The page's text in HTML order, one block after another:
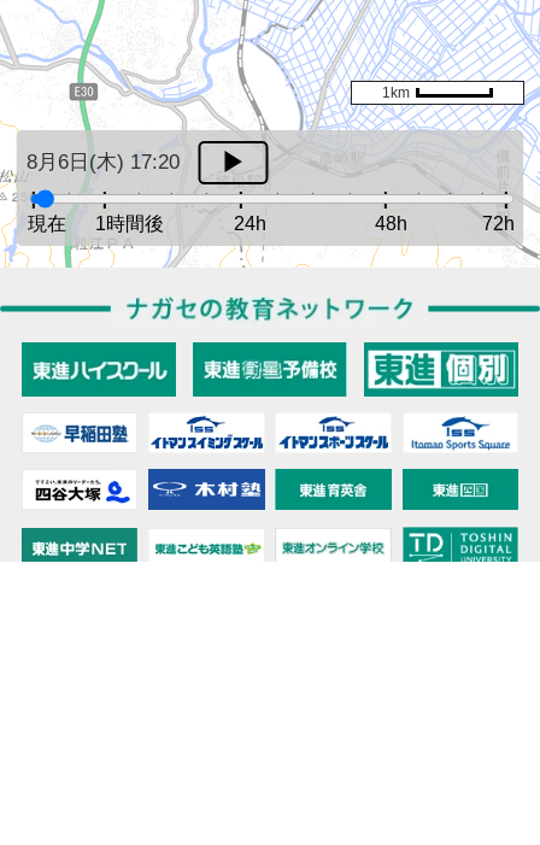
8月6日(木) 17:20
現在 1時間後 24h 48h 72h
1km